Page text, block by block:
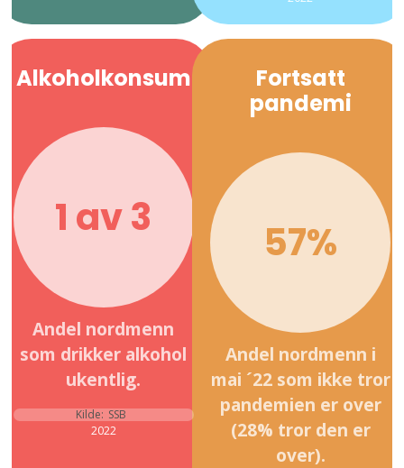
Alkoholkonsum
1 av 3
Andel nordmenn
som drikker alkohol
ukentlig.
Kilde: SSB
2022
Fortsatt
pandemi
57%
Andel nordmenn i
mai ´22 som ikke tror
pandemien er over
(28% tror den er
over).